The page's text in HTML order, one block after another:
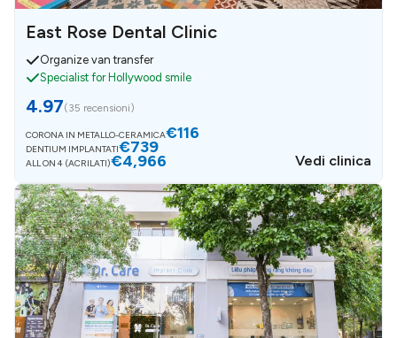
East Rose Dental Clinic
Organize van transfer
Specialist for Hollywood smile
4.97(35 recensioni)
CORONA IN METALLO-CERAMICA€116
DENTIUM IMPLANTATI€739
ALL ON 4 (ACRILATI)€4,966 Vedi clinica